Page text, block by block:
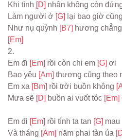
Khi tình [D] nhân không còn
Làm người ở [G] lại bao giờ cũng
Như nụ quỳnh [B7] hương
[Em]
2.
Em đi [Em] rồi còn chi em [G] ơi
Bao yêu [Am] thương cũng theo
Em xa [Bm] rồi trời buồn không
Mưa sẽ [D] buồn ai vuốt tóc [Em]
Em đi [Em] rồi tình ta tan [G] mau
Và tháng [Am] năm phai tàn úa